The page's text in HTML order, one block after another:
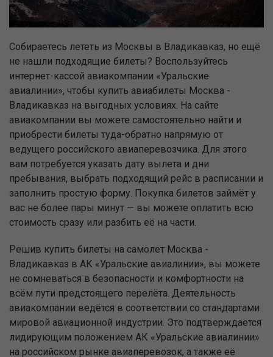
Собираетесь лететь из Москвы в Владикавказ, но ещё
не нашли подходящие билеты? Воспользуйтесь
интернет-кассой авиакомпании «Уральские
авиалинии», чтобы купить авиабилеты Москва -
Владикавказ на выгодных условиях. На сайте
авиакомпании вы можете самостоятельно найти и
приобрести билеты туда-обратно напрямую от
ведущего российского авиаперевозчика. Для этого
вам потребуется указать дату вылета и дни
пребывания, выбрать подходящий рейс в расписании и
заполнить простую форму. Покупка билетов займёт у
вас не более пары минут — вы можете оплатить всю
стоимость сразу или разбить её на части.
Решив купить билеты на самолет Москва -
Владикавказ в АК «Уральские авиалинии», вы можете
не сомневаться в безопасности и комфортности на
всём пути предстоящего перелёта. Деятельность
авиакомпании ведётся в соответствии со стандартами
мировой авиационной индустрии. Это подтверждается
лидирующим положением АК «Уральские авиалинии»
на российском рынке авиаперевозок, а также её